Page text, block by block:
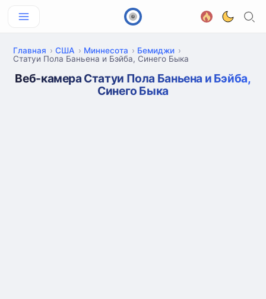
Главная США Миннесота
Бемиджи
Статуи Пола Баньена и Бэйба, Синего Быка
Веб-камера Статуи Пола Баньена и Бэйба,
Синего Быка